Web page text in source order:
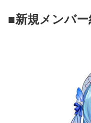
■新規メンバ